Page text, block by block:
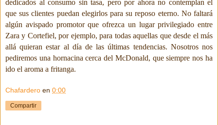
dedicados al consumo sin tasa, pero por ahora no contemplan el
que sus clientes puedan elegirlos para su reposo eterno. No faltará
algún avispado promotor que ofrezca un lugar privilegiado entre
Zara y Cortefiel, por ejemplo, para todas aquellas que desde el más
allá quieran estar al día de las últimas tendencias. Nosotros nos
pediremos una hornacina cerca del McDonald, que siempre nos ha
ido el aroma a fritanga.
Chafardero en 0:00
Compartir